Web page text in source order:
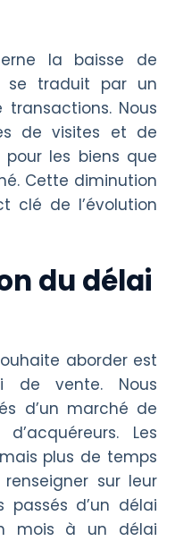
la baisse de
se traduit par un
Nous
de visites et de
pour les biens que
Cette diminution
clé de l’évolution
du délai
aborder est
de vente. Nous
d’un marché de
Les
plus de temps
sur leur
passés d’un délai
mois à un délai